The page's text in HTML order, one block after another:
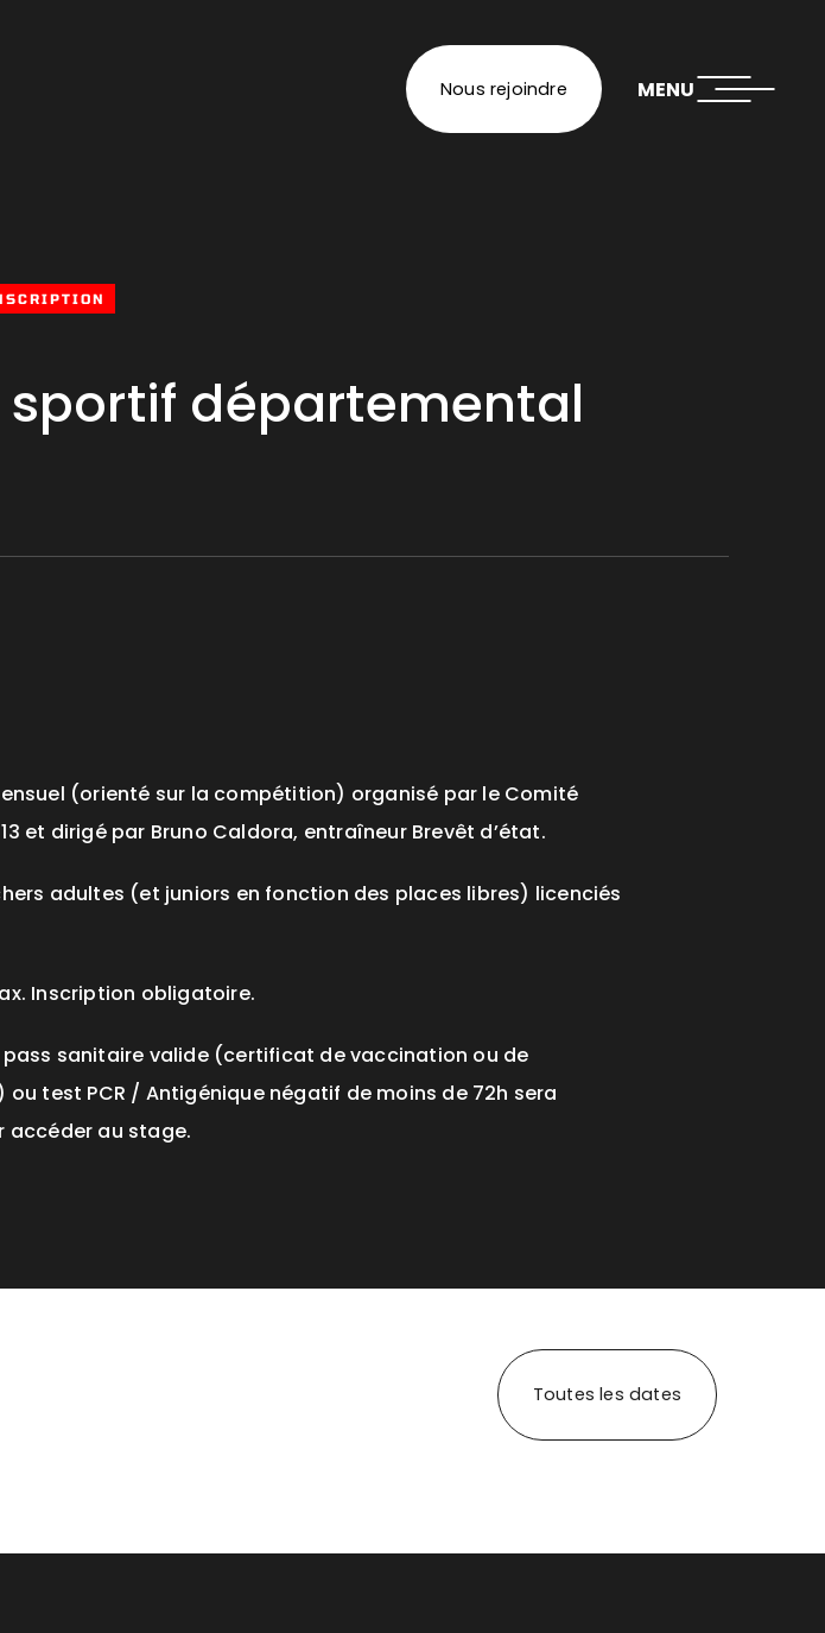
Nous rejoindre MENU
sportif départemental
(orienté sur la compétition) organisé par le Comité
et dirigé par Bruno Caldora, entraîneur Brevêt d’état.
adultes (et juniors en fonction des places libres) licenciés
Inscription obligatoire.
pass sanitaire valide (certificat de vaccination ou de
test PCR / Antigénique négatif de moins de 72h sera
accéder au stage.
Toutes les dates